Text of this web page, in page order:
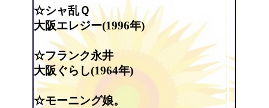
☆シャ乱Ｑ
大阪エレジー(1996年)
☆フランク永井
大阪ぐらし(1964年)
☆モーニング娘。